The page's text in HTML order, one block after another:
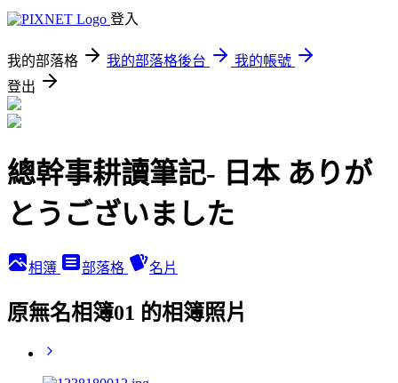
登入
我的部落格 我的部落格後台
我的帳號
登出
總幹事耕讀筆記- 日本 ありが
とうございました
相簿 部落格 名片
原無名相簿01 的相簿照片